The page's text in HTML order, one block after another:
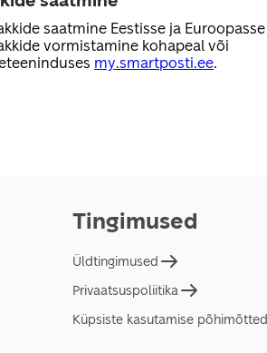
saatmine Eestisse ja Euroopasse
vormistamine kohapeal või
my.smartposti.ee.
Tingimused
Üldtingimused
Privaatsuspoliitika
Küpsiste kasutamise põhimõtted